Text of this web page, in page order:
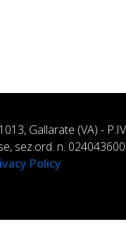
Gallarate (VA) -
sez.ord. n.
Policy